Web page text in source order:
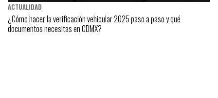
ACTUALIDAD
¿Cómo hacer la verificación vehicular 2025 paso a paso y qué
documentos necesitas en CDMX?